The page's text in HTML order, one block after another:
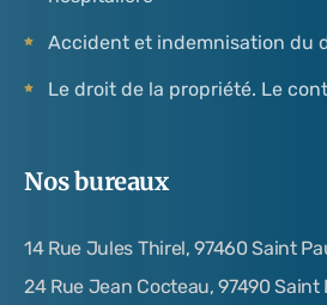
Accident et indemnisation du
Le droit de la propriété. Le
Nos bureaux
14 Rue Jules Thirel, 97460 Saint
24 Rue Jean Cocteau, 97490 Saint